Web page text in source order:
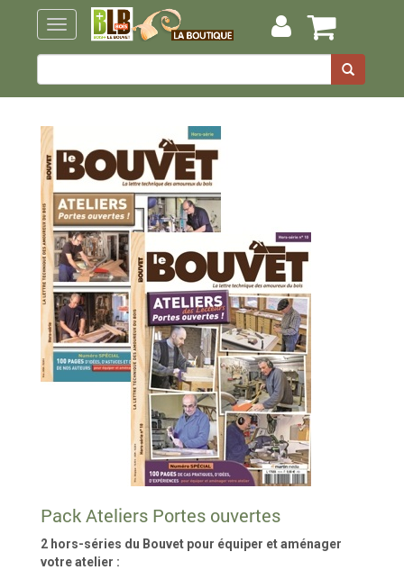
Pack Ateliers Portes ouvertes
2 hors-séries du Bouvet pour équiper et aménager
votre atelier :